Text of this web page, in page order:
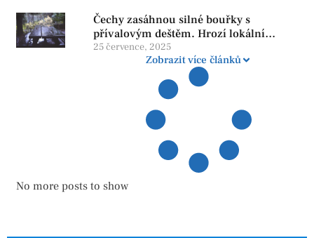
reformy
Čechy zasáhnou silné bouřky s
přívalovým deštěm. Hrozí lokální
zatopení
25 července, 2025
Zobrazit více článků
No more posts to show